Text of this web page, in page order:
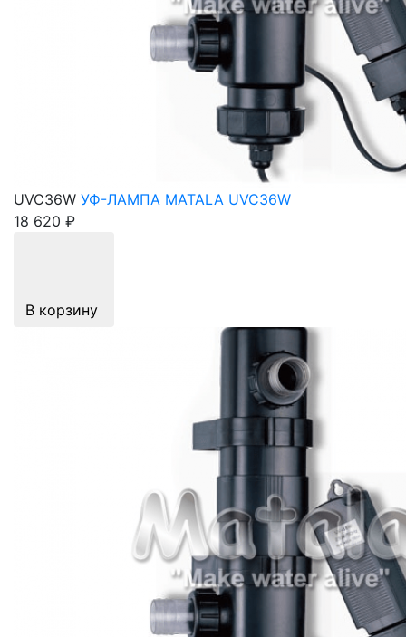
UVC36W УФ-ЛАМПА MATALA UVC36W
18 620 ₽
В корзину